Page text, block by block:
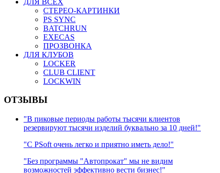
СТЕРЕО-КАРТИНКИ
PS SYNC
BATCHRUN
EXECAS
ПРОЗВОНКА
ДЛЯ КЛУБОВ
LOCKER
CLUB CLIENT
LOCKWIN
ОТЗЫВЫ
"В пиковые периоды работы тысячи клиентов
резервируют тысячи изделий буквально за 10 дней!"
"C PSoft очень легко и приятно иметь дело!"
"Без программы "Автопрокат" мы не видим
возможностей эффективно вести бизнес!"